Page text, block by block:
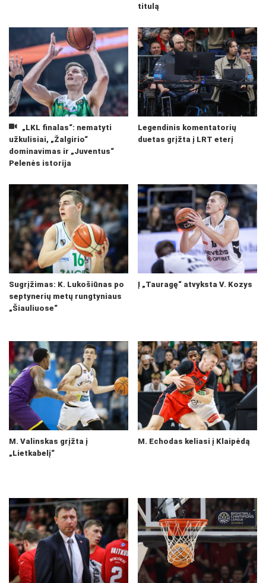
titulą
„LKL finalas“: nematyti
užkulisiai, „Žalgirio“
dominavimas ir „Juventus“
Pelenės istorija
Legendinis komentatorių
duetas grįžta į LRT eterį
Sugrįžimas: K. Lukošiūnas po
septynerių metų rungtyniaus
„Šiauliuose“
Į „Tauragę“ atvyksta V. Kozys
M. Valinskas grįžta į
„Lietkabelį“
M. Echodas keliasi į Klaipėdą